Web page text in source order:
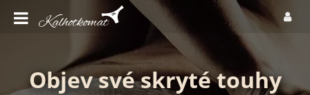
Objev své skryté touhy